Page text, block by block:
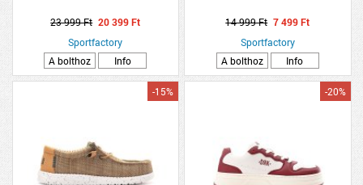
23 999 Ft 20 399 Ft
Sportfactory
A bolthoz
Info
14 999 Ft 7 499 Ft
Sportfactory
A bolthoz
Info
-15% -20%